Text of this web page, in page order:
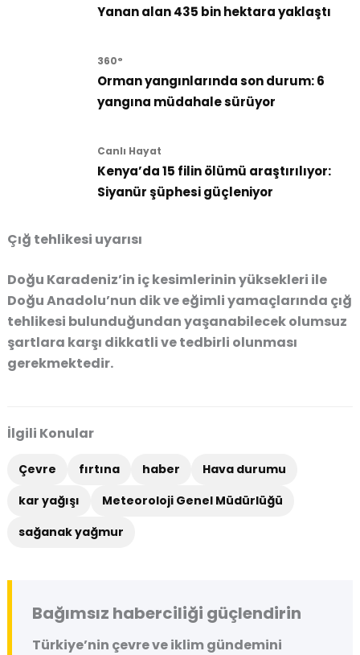
Yanan alan 435 bin hektara yaklaştı
360°
Orman yangınlarında son durum: 6
yangına müdahale sürüyor
Canlı Hayat
Kenya’da 15 filin ölümü araştırılıyor:
Siyanür şüphesi güçleniyor
Çığ tehlikesi uyarısı
Doğu Karadeniz’in iç kesimlerinin yüksekleri ile
Doğu Anadolu’nun dik ve eğimli yamaçlarında çığ
tehlikesi bulunduğundan yaşanabilecek olumsuz
şartlara karşı dikkatli ve tedbirli olunması
gerekmektedir.
İlgili Konular
Çevre fırtına haber
Hava durumu
kar yağışı
Meteoroloji Genel Müdürlüğü
sağanak yağmur
Bağımsız haberciliği güçlendirin
Türkiye’nin çevre ve iklim gündemini